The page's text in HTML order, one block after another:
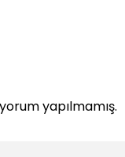
yapılmamış.